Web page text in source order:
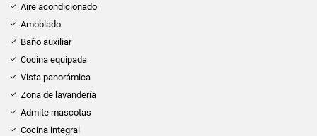
Aire acondicionado
Amoblado
Baño auxiliar
Cocina equipada
Vista panorámica
Zona de lavandería
Admite mascotas
Cocina integral